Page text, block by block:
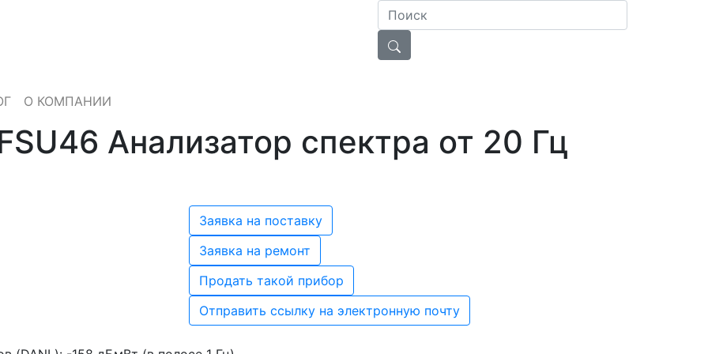
О КОМПАНИИ
Анализатор спектра от 20 Гц
Заявка на поставку
Заявка на ремонт
Продать такой прибор
Отправить ссылку на электронную почту